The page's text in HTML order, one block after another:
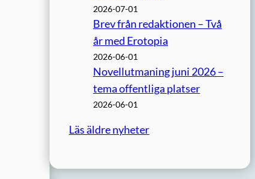
2026-07-01
Brev från redaktionen – Två
år med Erotopia
2026-06-01
Novellutmaning juni 2026 –
tema offentliga platser
2026-06-01
Läs äldre nyheter